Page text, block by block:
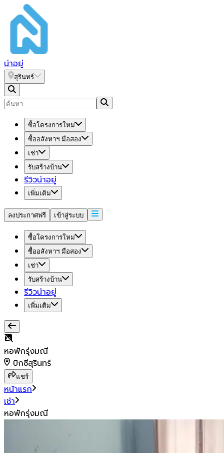
น่าอยู่
สุรินทร์
ซื้อโครงการใหม่
ซื้ออสังหาฯ มือสอง
เช่า
รับสร้างบ้าน
รีวิวน่าอยู่
เพิ่มเติม
ลงประกาศฟรี เข้าสู่ระบบ
ซื้อโครงการใหม่
ซื้ออสังหาฯ มือสอง
เช่า
รับสร้างบ้าน
รีวิวน่าอยู่
เพิ่มเติม
หอพักรุ่งมณี
บิกซีสุรินทร์
แชร์
หน้าแรก
เช่า
หอพักรุ่งมณี